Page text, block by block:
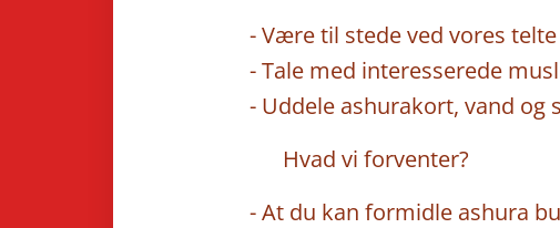
- Være til stede ved vores
- Tale med interesserede
- Uddele ashurakort, vand og
🔹 Hvad vi forventer?
- At du kan formidle ashura